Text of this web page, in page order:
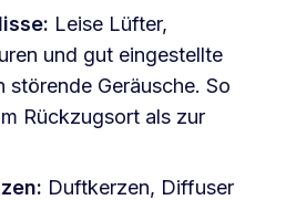
Leise Lüfter,
und gut eingestellte
störende Geräusche. So
Rückzugsort als zur
Duftkerzen, Diffuser